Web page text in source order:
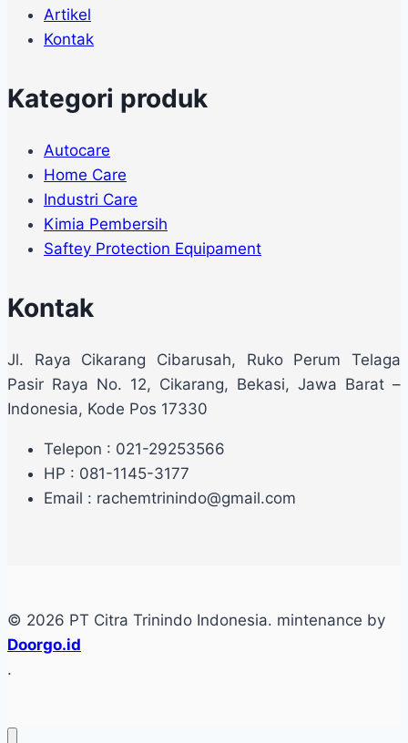
Artikel
Kontak
Kategori produk
Autocare
Home Care
Industri Care
Kimia Pembersih
Saftey Protection Equipament
Kontak
Jl. Raya Cikarang Cibarusah, Ruko Perum Telaga
Pasir Raya No. 12, Cikarang, Bekasi, Jawa Barat –
Indonesia, Kode Pos 17330
Telepon : 021-29253566
HP : 081-1145-3177
Email : rachemtrinindo@gmail.com
© 2026 PT Citra Trinindo Indonesia. mintenance by
Doorgo.id
.